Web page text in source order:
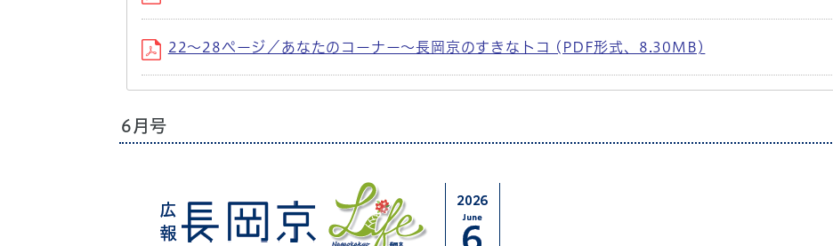
22〜28ページ／あなたのコーナー〜長岡京のすきなトコ (PDF形式、8.30MB)
6月号